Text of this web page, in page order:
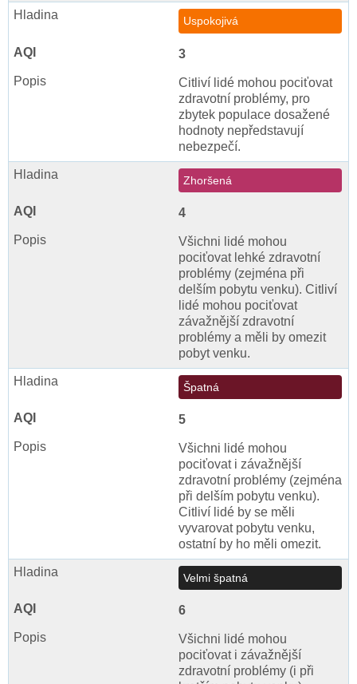
Uspokojivá
3
Citliví lidé mohou pociťovat
zdravotní problémy, pro
zbytek populace dosažené
hodnoty nepředstavují
nebezpečí.
Zhoršená
4
Všichni lidé mohou
pociťovat lehké zdravotní
problémy (zejména při
delším pobytu venku). Citliví
lidé mohou pociťovat
závažnější zdravotní
problémy a měli by omezit
pobyt venku.
Špatná
5
Všichni lidé mohou
pociťovat i závažnější
zdravotní problémy (zejména
při delším pobytu venku).
Citliví lidé by se měli
vyvarovat pobytu venku,
ostatní by ho měli omezit.
Velmi špatná
6
Všichni lidé mohou
pociťovat i závažnější
zdravotní problémy (i při